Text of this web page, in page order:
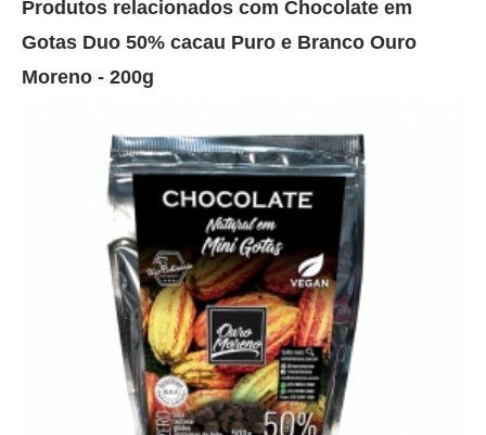
Produtos relacionados com Chocolate em
Gotas Duo 50% cacau Puro e Branco Ouro
Moreno - 200g